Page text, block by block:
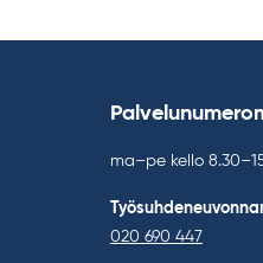
ma–pe kello
020 690 447